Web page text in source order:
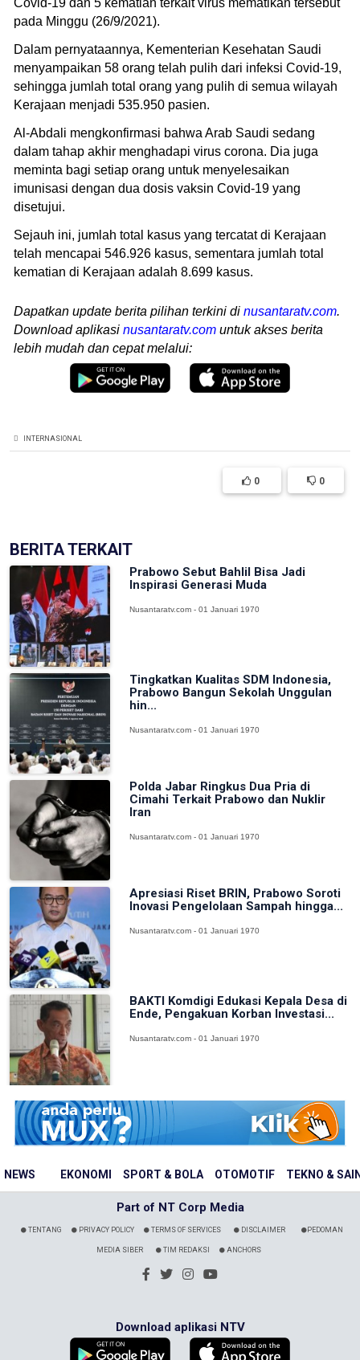
NEWS EKONOMI SPORT & BOLA OTOMOTIF TEKNO &
pada Minggu (26/9/2021).
Dalam pernyataannya, Kementerian Kesehatan Saudi
menyampaikan 58 orang telah pulih dari infeksi Covid-19,
sehingga jumlah total orang yang pulih di semua wilayah
Kerajaan menjadi 535.950 pasien.
Al-Abdali mengkonfirmasi bahwa Arab Saudi sedang
dalam tahap akhir menghadapi virus corona. Dia juga
meminta bagi setiap orang untuk menyelesaikan
imunisasi dengan dua dosis vaksin Covid-19 yang
disetujui.
Sejauh ini, jumlah total kasus yang tercatat di Kerajaan
telah mencapai 546.926 kasus, sementara jumlah total
kematian di Kerajaan adalah 8.699 kasus.
Dapatkan update berita pilihan terkini di nusantaratv.com.
Download aplikasi nusantaratv.com untuk akses berita
lebih mudah dan cepat melalui:
INTERNASIONAL
0 0
BERITA TERKAIT
Prabowo Sebut Bahlil Bisa Jadi
Inspirasi Generasi Muda
Nusantaratv.com - 01 Januari 1970
Tingkatkan Kualitas SDM Indonesia,
Prabowo Bangun Sekolah Unggulan
hin...
Nusantaratv.com - 01 Januari 1970
Polda Jabar Ringkus Dua Pria di
Cimahi Terkait Prabowo dan Nuklir
Iran
Nusantaratv.com - 01 Januari 1970
Apresiasi Riset BRIN, Prabowo Soroti
Inovasi Pengelolaan Sampah hingga...
Nusantaratv.com - 01 Januari 1970
BAKTI Komdigi Edukasi Kepala Desa di
Ende, Pengakuan Korban Investasi...
Nusantaratv.com - 01 Januari 1970
Part of NT Corp Media
TENTANG PRIVACY POLICY TERMS OF SERVICES DISCLAIMER PEDOMAN
MEDIA SIBER TIM REDAKSI ANCHORS
Download aplikasi NTV